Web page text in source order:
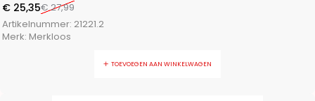
€27,99
€ 25,35
Artikelnummer: 21221.2
Merk: Merkloos
TOEVOEGEN AAN WINKELWAGEN